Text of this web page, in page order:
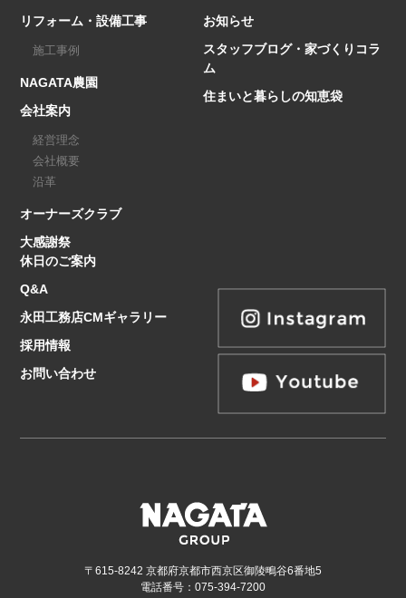
リフォーム・設備工事
施工事例
NAGATA農園
会社案内
経営理念
会社概要
沿革
オーナーズクラブ
大感謝祭
休日のご案内
Q&A
永田工務店CMギャラリー
採用情報
お問い合わせ
お知らせ
スタッフブログ・家づくりコラ
ム
住まいと暮らしの知恵袋
〒615-8242 京都府京都市西京区御陵鴫谷6番地5
電話番号：075-394-7200